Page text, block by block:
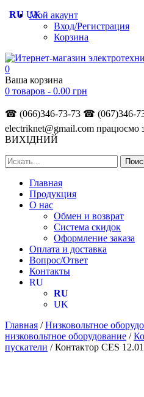
Мой акаунт
Вход/Регистрация
Корзина
0
Ваша корзина
0 товаров - 0.00 грн
☎ (066)346-73-73 ☎ (067)346-
electriknet@gmail.com працюємо
ВИХІДНИЙ
Главная
Продукция
О нас
Обмен и возврат
Система скидок
Оформление заказа
Оплата и доставка
Вопрос/Ответ
Контакты
RU
RU
UK
Главная /Низковольтное
низковольтное оборудование /
пускатели / Контактор CES
RU UK